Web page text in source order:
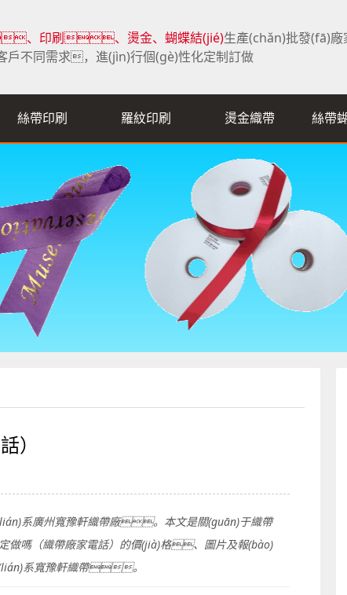
、印刷、燙金、蝴蝶結(jié)生產(chǎn)批發(fā)廠
戶不同需求，進(jìn)行個(gè)性化定制訂做
絲帶印刷 羅紋印刷 燙金織帶 絲帶
）
系廣州寬豫軒織帶廠。本文是關(guān)于織帶
嗎（織帶廠家電話）的價(jià)格、圖片及報(bào)
系寬豫軒織帶。